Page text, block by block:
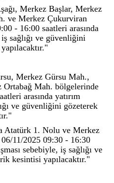
Merkez Başlar, Merkez
ve Merkez Çukurviran
- 16:00 saatleri arasında
iş sağlığı ve güvenliğini
Merkez Gürsu Mah.,
Mah. bölgelerinde
arasında yatırım
ve güvenliğini gözeterek
Atatürk 1. Nolu ve Merkez
11/2025 09:30 - 16:30
sebebiyle, iş sağlığı ve
kesintisi yapılacaktır."